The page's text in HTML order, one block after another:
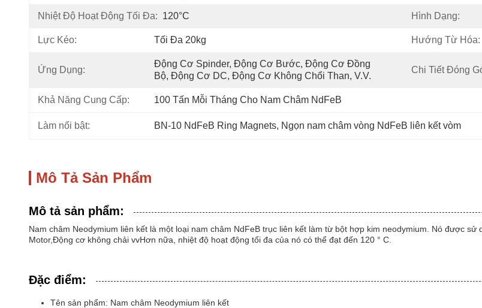
Nhiệt Độ Hoạt Động Tối Đa: 120°C Hình Dạng:
Lực Kéo: Tối Đa 20kg Hướng Từ Hóa:
Ứng Dụng:
Động Cơ Spinder, Động Cơ Bước, Động Cơ Đồng
Bộ, Động Cơ DC, Động Cơ Không Chổi Than, V.v.
Chi Tiết Đóng
Khả Năng Cung Cấp: 100 Tấn Mỗi Tháng Cho Nam Châm NdFeB
Làm nổi bật: BN-10 NdFeB Ring Magnets, Ngọn nam châm vòng NdFeB liên kết vòm
Mô Tả Sản Phẩm
Mô tả sản phẩm:
Nam châm Neodymium liên kết là một loại nam châm NdFeB trục liên kết làm từ bột hợp kim neodymium. Nó được
Motor,Động cơ không chải vvHơn nữa, nhiệt độ hoạt động tối đa của nó có thể đạt đến 120 ° C.
Đặc điểm:
Tên sản phẩm: Nam châm Neodymium liên kết